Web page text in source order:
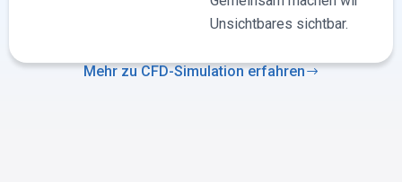
Unsichtbares sichtbar.
Mehr zu CFD-Simulation erfahren